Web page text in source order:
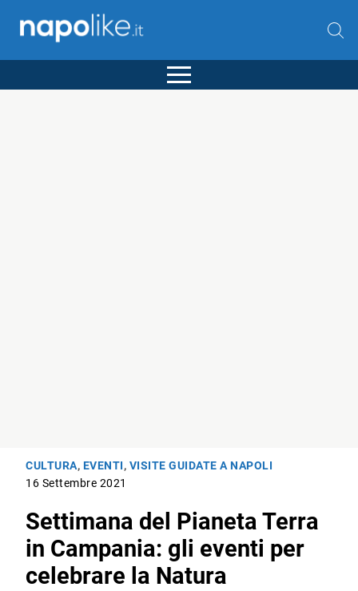
CULTURA, EVENTI, VISITE GUIDATE A NAPOLI
16 Settembre 2021
Settimana del Pianeta Terra
in Campania: gli eventi per
celebrare la Natura